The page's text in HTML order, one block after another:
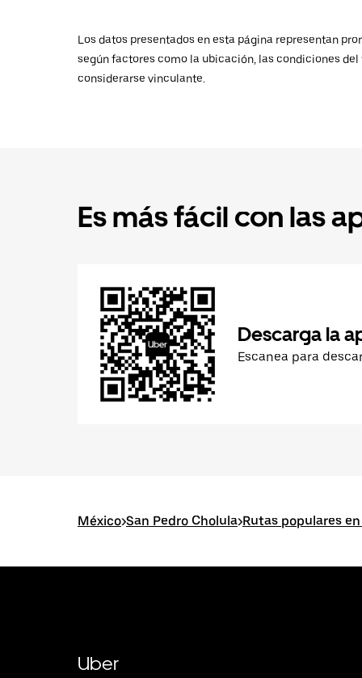
Los datos presentados en esta página representan
según factores como la ubicación, las condiciones
considerarse vinculante.
Es más fácil con las
Descarga la
Escanea para
México>San Pedro Cholula>Rutas populares
Uber